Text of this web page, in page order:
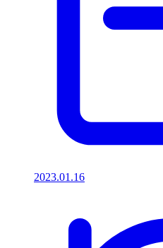
2023.01.16